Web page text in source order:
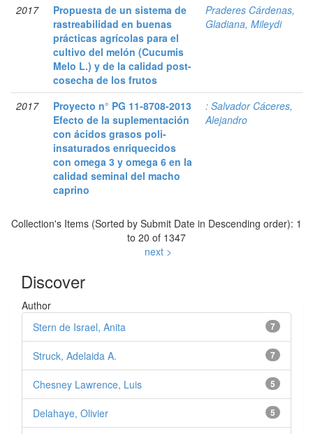
2017
Propuesta de un sistema de
rastreabilidad en buenas
prácticas agrícolas para el
cultivo del melón (Cucumis
Melo L.) y de la calidad post-
cosecha de los frutos
Praderes Cárdenas,
Gladiana, Mileydi
2017
Proyecto n° PG 11-8708-2013
Efecto de la suplementación
con ácidos grasos poli-
insaturados enriquecidos
con omega 3 y omega 6 en la
calidad seminal del macho
caprino
: Salvador Cáceres,
Alejandro
Collection's Items (Sorted by Submit Date in Descending order): 1
to 20 of 1347
next >
Discover
Author
7
Stern de Israel, Anita
7
Struck, Adelaida A.
5
Chesney Lawrence, Luis
5
Delahaye, Olivier